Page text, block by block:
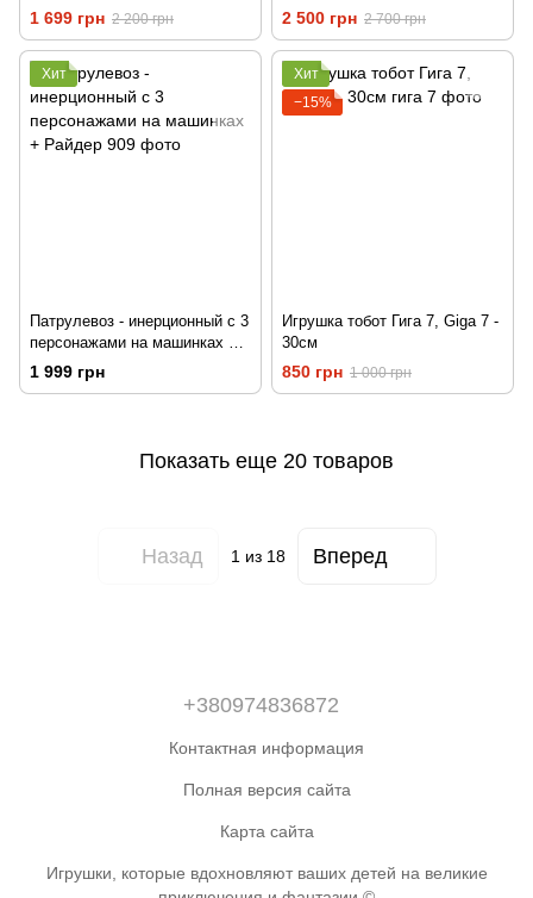
1 699 грн 2 200 грн
793 детали
2 500 грн 2 700 грн
Хит
Патрулевоз - инерционный с 3
персонажами на машинках +
Райдер
1 999 грн
Хит
−15%
Игрушка тобот Гига 7, Giga 7 -
30см
850 грн 1 000 грн
Показать еще 20 товаров
Назад 1из 18 Вперед
+380974836872
Контактная информация
Полная версия сайта
Карта сайта
Игрушки, которые вдохновляют ваших детей на великие